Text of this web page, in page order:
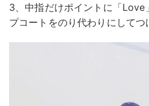
3、中指だけポイントに「Love
プコートをのり代わりにしてつ